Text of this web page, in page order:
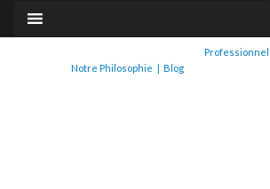
Notre Philosophie | Blog